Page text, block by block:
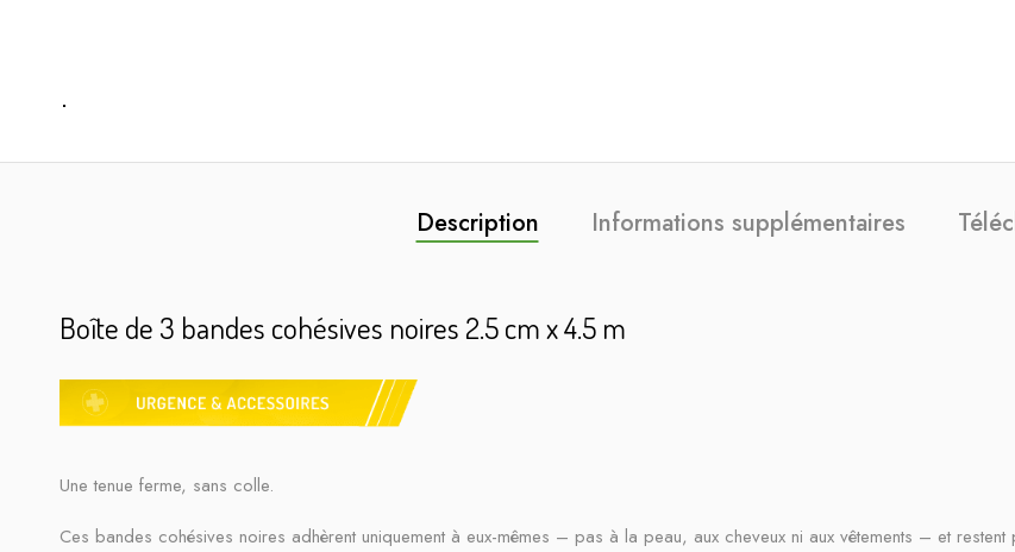
Description Informations supplémentaires
Boîte de 3 bandes cohésives noires 2.5 cm x 4.5 m
Une tenue ferme, sans colle.
Ces bandes cohésives noires adhèrent uniquement à eux-mêmes – pas à la peau, aux cheveux ni aux vêtements – et